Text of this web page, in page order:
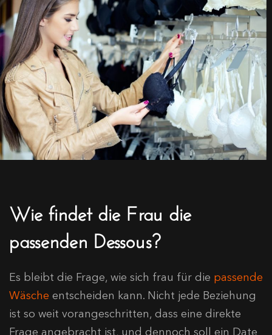
Wie findet die Frau die
passenden Dessous?
Es bleibt die Frage, wie sich frau für die passende
Wäsche entscheiden kann. Nicht jede Beziehung
ist so weit vorangeschritten, dass eine direkte
Frage angebracht ist, und dennoch soll ein Date